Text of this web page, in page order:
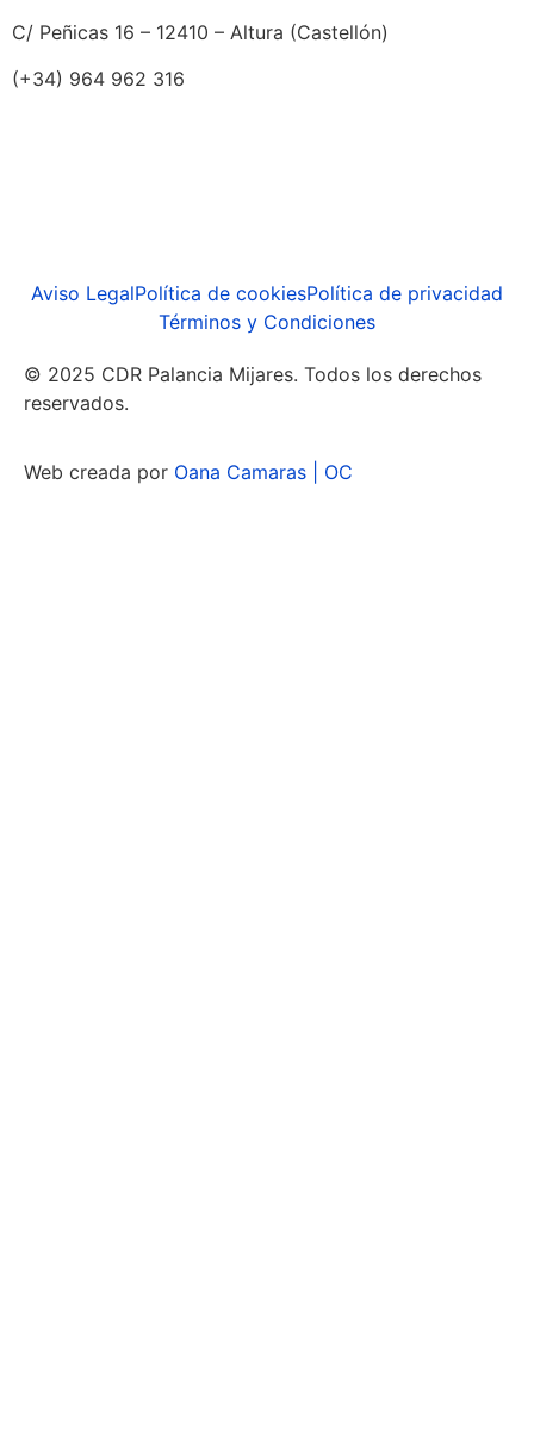
C/ Peñicas 16 – 12410 – Altura (Castellón)
(+34) 964 962 316
© 2025 CDR Palancia Mijares. Todos los derechos
reservados.
Aviso LegalPolítica de cookiesPolítica de privacidad
Términos y Condiciones
Web creada por Oana Camaras | OC